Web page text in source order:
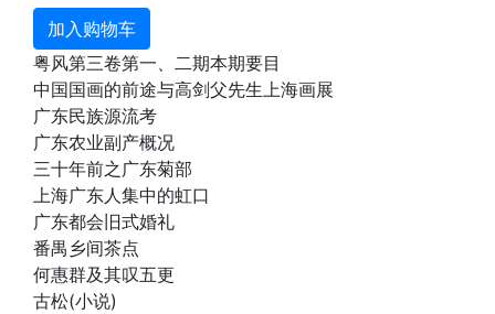
加入购物车
粤风第三卷第一、二期本期要目
中国国画的前途与高剑父先生上海画展
广东民族源流考
广东农业副产概况
三十年前之广东菊部
上海广东人集中的虹口
广东都会旧式婚礼
番禺乡间茶点
何惠群及其叹五更
古松(小说)